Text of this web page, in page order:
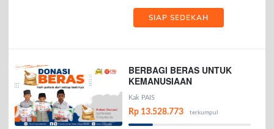
SIAP SEDEKAH
BERBAGI BERAS UNTUK
KEMANUSIAAN
Kak PAIS
Rp 13.528.773 terkumpul